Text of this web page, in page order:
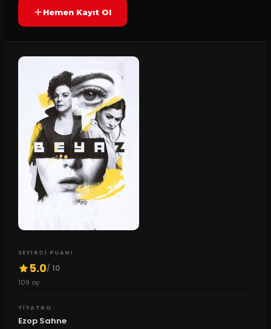
Hemen Kayıt Ol
SEYIRCI PUANI
5.0/ 10
109 oy
TIYATRO
Ezop Sahne